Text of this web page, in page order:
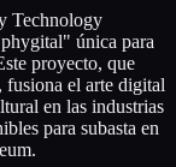
Technology
única para
proyecto, que
fusiona el arte digital
en las industrias
para subasta en